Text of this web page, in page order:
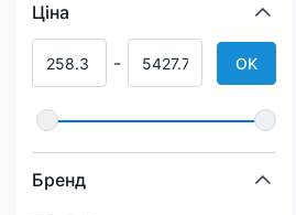
Ціна
- OK
Бренд